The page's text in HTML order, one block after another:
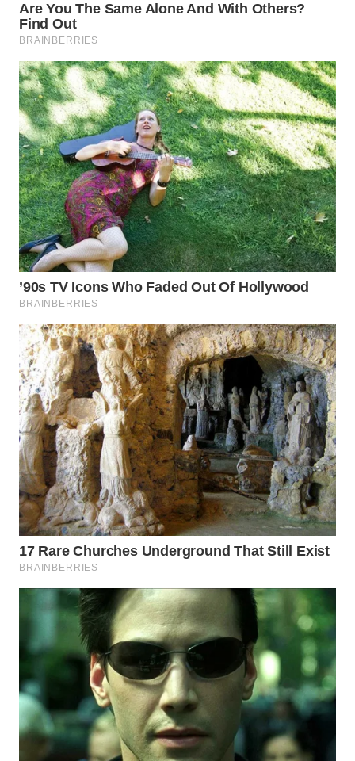
WN
NIAS
WN
LANGKAT
WN
TAPANULI
SELATAN
WN
TANJUNG
LESUNG
WN
KARO
WN
SIMALUNGUN
WN
LABUHANBATU
WN
TAPANULI
TENGAH
WN DELI
SERDANG
WN
PAKPAK
WN
KARAWANG